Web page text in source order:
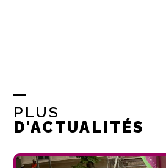
PLUS
D'ACTUALITÉS